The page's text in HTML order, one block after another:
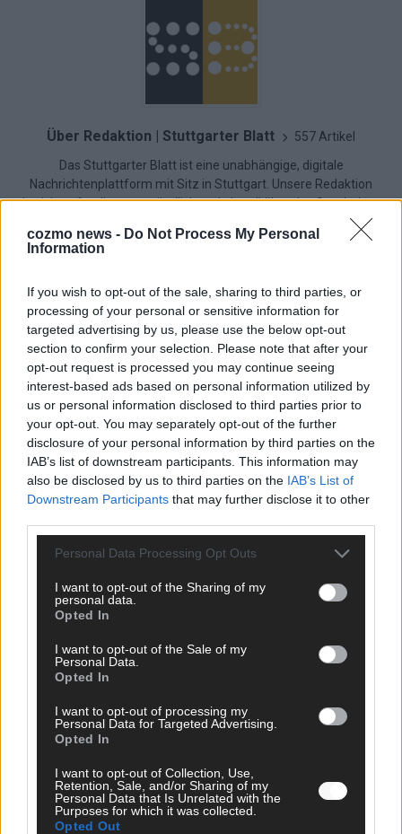
cozmo news - Do Not Process My Personal
Information
If you wish to opt-out of the sale, sharing to third parties, or
processing of your personal or sensitive information for
targeted advertising by us, please use the below opt-out
section to confirm your selection. Please note that after your
opt-out request is processed you may continue seeing
interest-based ads based on personal information utilized by
us or personal information disclosed to third parties prior to
your opt-out. You may separately opt-out of the further
disclosure of your personal information by third parties on the
IAB’s list of downstream participants. This information may
also be disclosed by us to third parties on the IAB’s List of
Downstream Participants that may further disclose it to other
Personal Data Processing Opt Outs
I want to opt-out of the Sharing of my
personal data.
Opted In
I want to opt-out of the Sale of my
Personal Data.
Opted In
I want to opt-out of processing my
Personal Data for Targeted Advertising.
Opted In
I want to opt-out of Collection, Use,
Retention, Sale, and/or Sharing of my
Personal Data that Is Unrelated with the
Purposes for which it was collected.
Opted Out
Über Redaktion | Stuttgarter Blatt 557 Artikel
Das Stuttgarter Blatt ist eine unabhängige, digitale
Nachrichtenplattform mit Sitz in Stuttgart. Unsere Redaktion
berichtet fundiert, verständlich und aktuell über das Geschehen
in der Region, in Deutschland und der Welt. Wir verbinden
klassisches journalistisches Handwerk mit modernen
KOMMENTARE
Hinterlasse einen Kommentar
Wir freuen uns auf deinen Beitrag!Diskutiere mit und teile deine
Perspektive. Mit * gekennzeichnete Angaben sind Pflichtfelder.
Bitte nutze deinen Klarnamen (Vor- und Nachname) und eine
gültige E-Mail-Adresse (wird nicht veröffentlicht). Wir prüfen
respektieren, werden freigeschaltet; Hassrede, Beleidigungen,
Hetze, Spam oder Werbung werden nicht veröffentlicht. Es
Kommentar
Vor- und Nachname
E-Mail